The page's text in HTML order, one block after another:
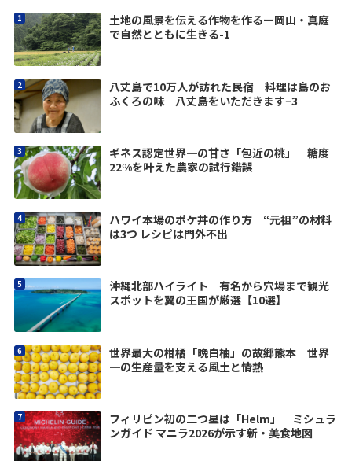
土地の風景を伝える作物を作るー岡山・真庭
で自然とともに生きる-1
八丈島で10万人が訪れた民宿 料理は島のお
ふくろの味―八丈島をいただきます−3
ギネス認定世界一の甘さ「包近の桃」 糖度
22%を叶えた農家の試行錯誤
ハワイ本場のポケ丼の作り方 “元祖”の材料
は3つ レシピは門外不出
沖縄北部ハイライト 有名から穴場まで観光
スポットを翼の王国が厳選【10選】
世界最大の柑橘「晩白柚」の故郷熊本 世界
一の生産量を支える風土と情熱
フィリピン初の二つ星は「Helm」 ミシュラ
ンガイド マニラ2026が示す新・美食地図